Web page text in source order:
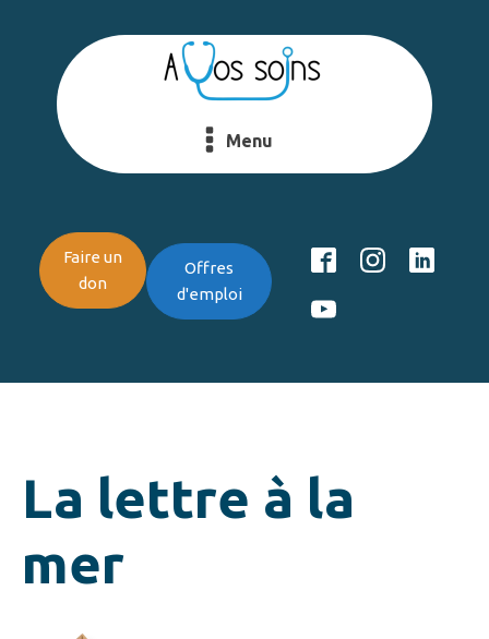
Menu
Faire un
don
Offres
d'emploi
La lettre à la
mer